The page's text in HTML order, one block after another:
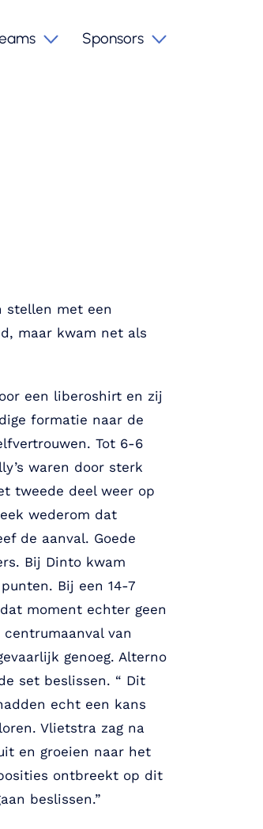
Sponsors
stellen met een
maar kwam net als
een liberoshirt en zij
formatie naar de
Tot 6-6
waren door sterk
tweede deel weer op
wederom dat
de aanval. Goede
Bij Dinto kwam
Bij een 14-7
moment echter geen
van
genoeg. Alterno
set beslissen. “ Dit
echt een kans
Vlietstra zag na
en groeien naar het
ontbreekt op dit
beslissen.”